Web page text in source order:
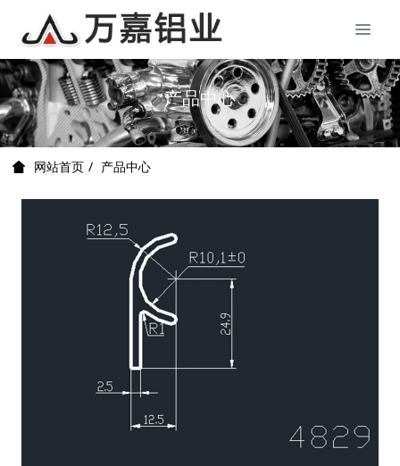
产品中心
网站首页 产品中心